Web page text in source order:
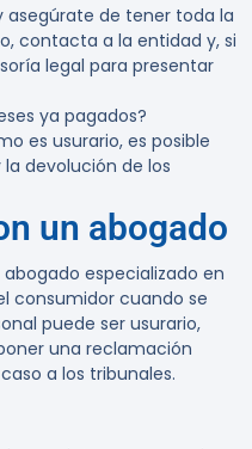
asegúrate de tener toda la
contacta a la entidad y, si
legal para presentar
ya pagados?
es usurario, es posible
devolución de los
un abogado
especializado en
consumidor cuando se
puede ser usurario,
una reclamación
a los tribunales.